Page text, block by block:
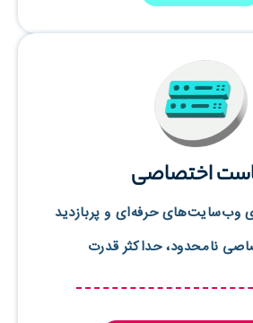
اختصاصی
وب‌سایت‌های حرفه‌ای و پربازدید
نامحدود، حداکثر قدرت